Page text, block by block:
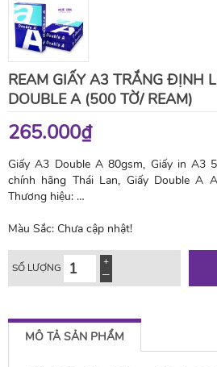
REAM GIẤY A3 TRẮNG ĐỊNH
DOUBLE A (500 TỜ/ REAM)
265.000₫
Giấy A3 Double A 80gsm, Giấy in A3
chính hãng Thái Lan, Giấy Double A
Thương hiệu: …
Màu Sắc: Chưa cập nhật!
SỐ LƯỢNG
MÔ TẢ SẢN PHẨM